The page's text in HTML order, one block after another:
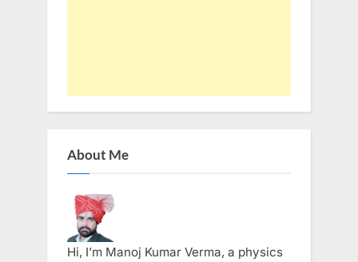
About Me
Hi, I’m Manoj Kumar Verma, a physics